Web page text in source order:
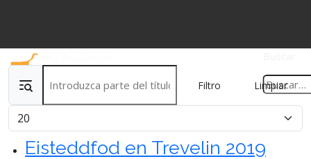
Filtro Limpiar
Cantidad
Eisteddfod en Trevelin 2019